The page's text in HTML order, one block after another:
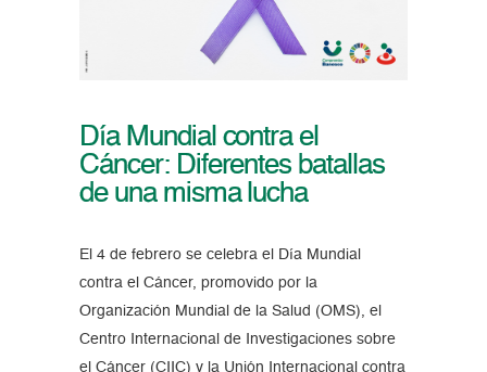
Día Mundial contra el
Cáncer: Diferentes batallas
de una misma lucha
El 4 de febrero se celebra el Día Mundial
contra el Cáncer, promovido por la
Organización Mundial de la Salud (OMS), el
Centro Internacional de Investigaciones sobre
el Cáncer (CIIC) y la Unión Internacional contra